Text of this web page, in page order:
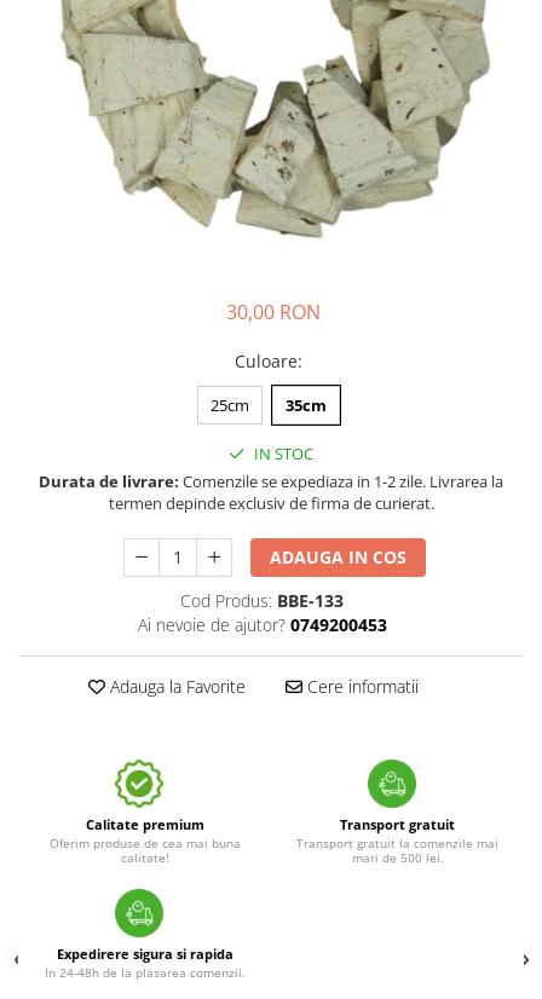
30,00 RON
Culoare:
25cm 35cm
IN STOC
Durata de livrare: Comenzile se expediaza in 1-2 zile. Livrarea la
termen depinde exclusiv de firma de curierat.
ADAUGA IN COS
Cod Produs: BBE-133
Ai nevoie de ajutor? 0749200453
Adauga la Favorite Cere informatii
Calitate premium
Oferim produse de cea mai buna
calitate!
Transport gratuit
Transport gratuit la comenzile mai
mari de 500 lei.
Expedirere sigura si rapida
In 24-48h de la plasarea comenzii.